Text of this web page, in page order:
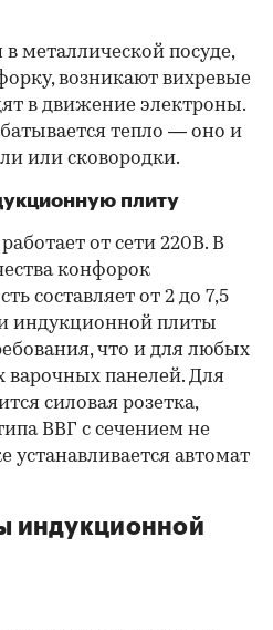
металлической посуде,
возникают вихревые
в движение электроны.
тепло — оно и
или сковородки.
плиту
от сети 220В. В
конфорок
составляет от 2 до 7,5
индукционной плиты
что и для любых
варочных панелей. Для
силовая розетка,
ВВГ с сечением не
устанавливается автомат
индукционной